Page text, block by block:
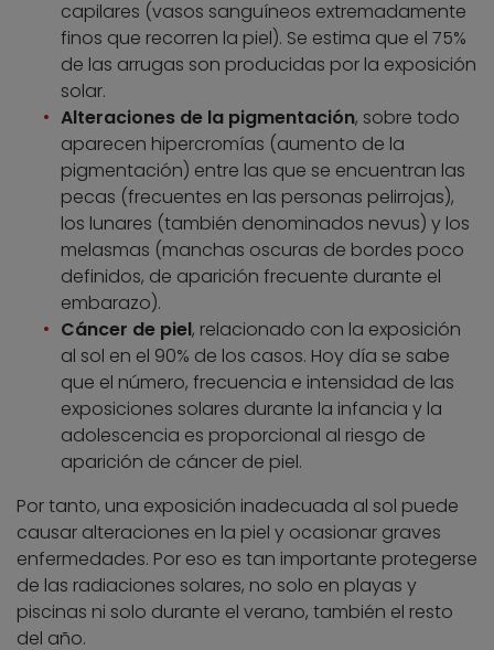
capilares (vasos sanguíneos extremadamente
finos que recorren la piel). Se estima que el 75%
de las arrugas son producidas por la exposición
solar.
Alteraciones de la pigmentación, sobre todo
aparecen hipercromías (aumento de la
pigmentación) entre las que se encuentran las
pecas (frecuentes en las personas pelirrojas),
los lunares (también denominados nevus) y los
melasmas (manchas oscuras de bordes poco
definidos, de aparición frecuente durante el
embarazo).
Cáncer de piel, relacionado con la exposición
al sol en el 90% de los casos. Hoy día se sabe
que el número, frecuencia e intensidad de las
exposiciones solares durante la infancia y la
adolescencia es proporcional al riesgo de
aparición de cáncer de piel.
Por tanto, una exposición inadecuada al sol puede
causar alteraciones en la piel y ocasionar graves
enfermedades. Por eso es tan importante protegerse
de las radiaciones solares, no solo en playas y
piscinas ni solo durante el verano, también el resto
del año.